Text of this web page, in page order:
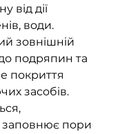
від дії
води.
зовнішній
подряпин та
покриття
засобів.
заповнює пори